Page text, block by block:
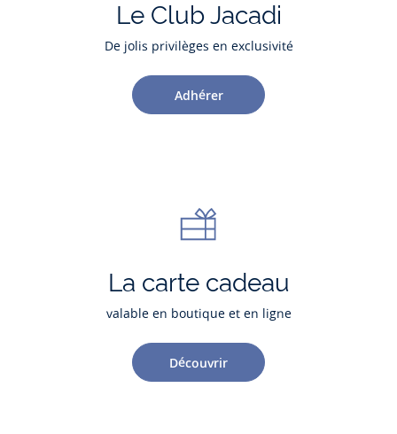
Le Club Jacadi
De jolis privilèges en exclusivité
Adhérer
La carte cadeau
valable en boutique et en ligne
Découvrir